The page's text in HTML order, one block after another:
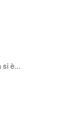
si è...